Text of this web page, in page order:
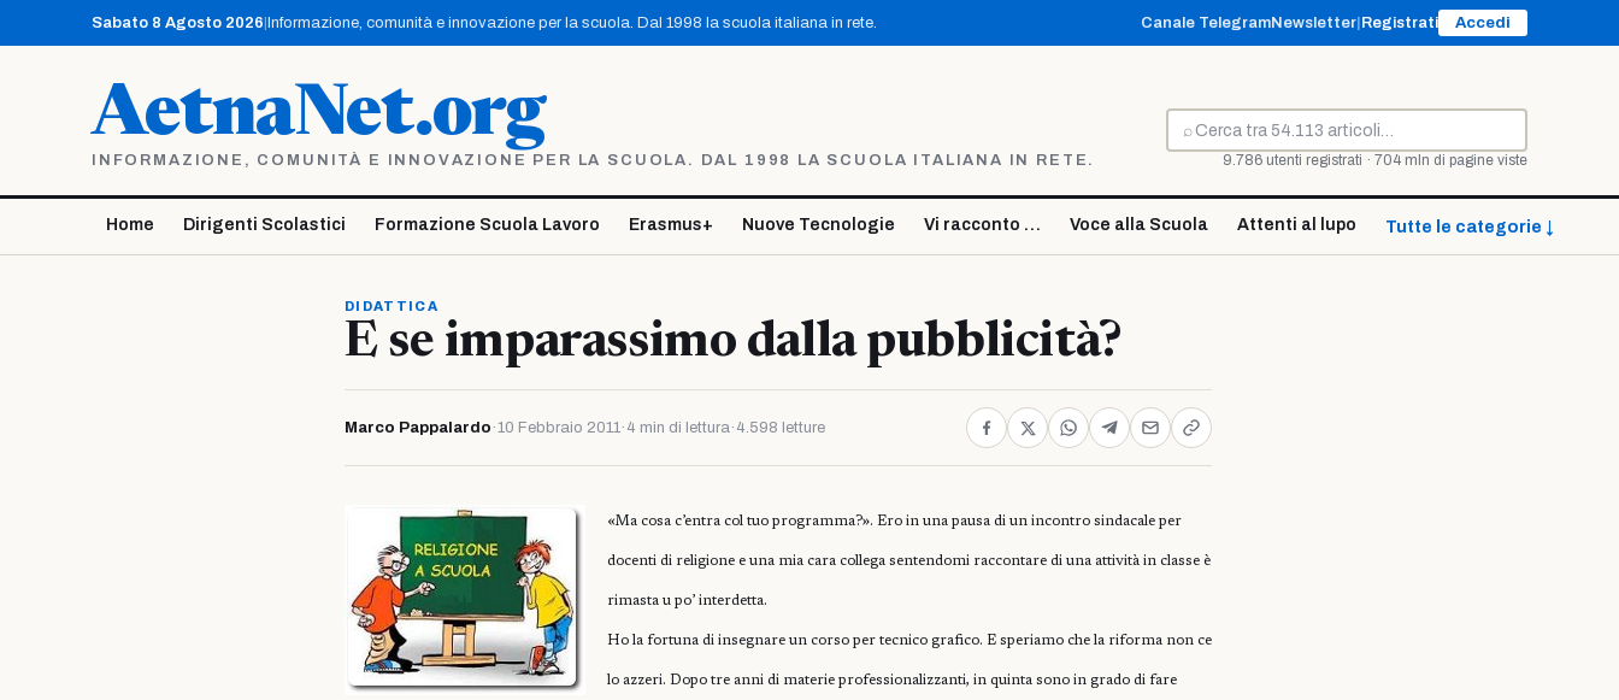
contenuto
Sabato 8 Agosto 2026 Informazione, comunità e innovazione per la scuola. Dal 1998 la scuola italiana in rete. Canale TelegramNewsletter Registrati Accedi
AetnaNet.org
INFORMAZIONE, COMUNITÀ E INNOVAZIONE PER LA SCUOLA. DAL 1998 LA SCUOLA ITALIANA IN RETE.
⌕
Cerca
9.786 utenti registrati · 704 mln di pagine viste
Home Dirigenti Scolastici Formazione Scuola Lavoro Erasmus+ Nuove Tecnologie Vi racconto … Voce alla Scuola Attenti al lupo Tutte le categorie ↓
DIDATTICA
E se imparassimo dalla pubblicità?
Marco Pappalardo ·10 Febbraio 2011· 4 min di lettura· 4.598 letture
«Ma cosa c’entra col tuo programma?». Ero in una pausa di un incontro sindacale per
docenti di religione e una mia cara collega sentendomi raccontare di una attività in classe è
rimasta u po’ interdetta.
Ho la fortuna di insegnare un corso per tecnico grafico. E speriamo che la riforma non ce
lo azzeri. Dopo tre anni di materie professionalizzanti, in quinta sono in grado di fare